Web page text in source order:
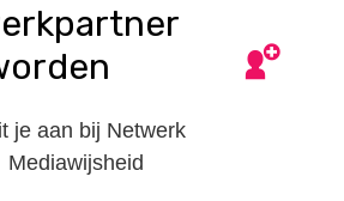
je aan bij Netwerk
Mediawijsheid